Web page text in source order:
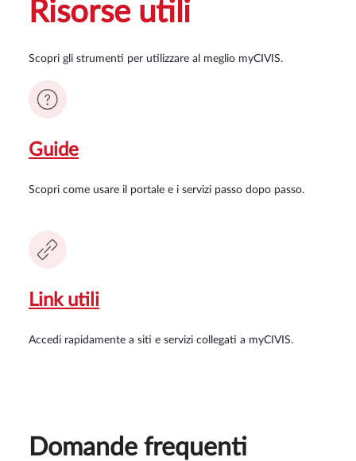
Risorse utili
Scopri gli strumenti per utilizzare al meglio myCIVIS.
Guide
Scopri come usare il portale e i servizi passo dopo passo.
Link utili
Accedi rapidamente a siti e servizi collegati a myCIVIS.
Domande frequenti